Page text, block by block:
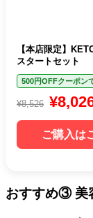
【本店限定】
スタートセット
500円OFFクーポン
¥8,526
ご購入は
おすすめ③ 美